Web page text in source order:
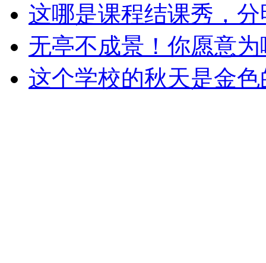
这哪是课程结课秀，
无亭不成景！你愿意
这个学校的秋天是金色